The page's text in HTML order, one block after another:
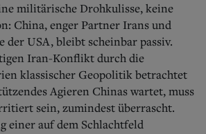
militärische Drohkulisse, keine
China, enger Partner Irans und
der USA, bleibt scheinbar passiv.
Iran-Konflikt durch die
klassischer Geopolitik betrachtet
Agieren Chinas wartet, muss
sein, zumindest überrascht.
einer auf dem Schlachtfeld